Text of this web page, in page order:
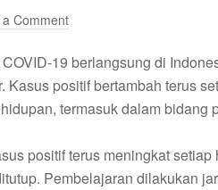
Comment
19 berlangsung di
Kasus positif bertambah terus
termasuk dalam bidang
positif terus meningkat
Pembelajaran dilakukan